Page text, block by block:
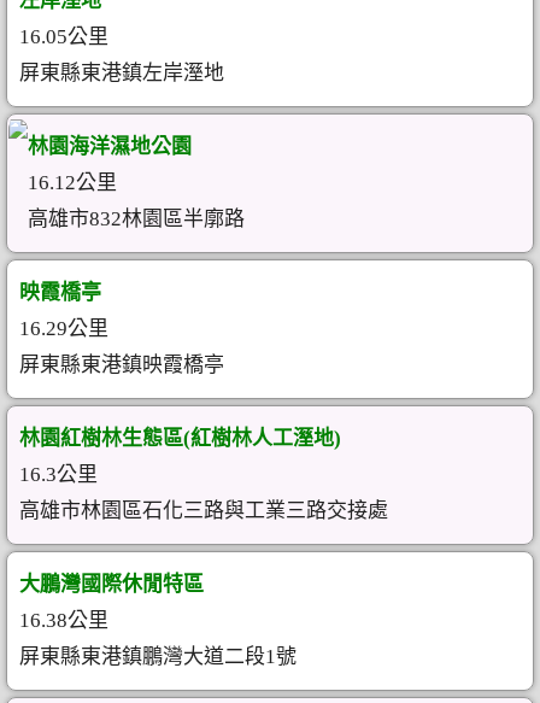
16.05公里
屏東縣東港鎮左岸溼地
林園海洋濕地公園
16.12公里
高雄市832林園區半廓路
映霞橋亭
16.29公里
屏東縣東港鎮映霞橋亭
林園紅樹林生態區(紅樹林人工溼地)
16.3公里
高雄市林園區石化三路與工業三路交接處
大鵬灣國際休閒特區
16.38公里
屏東縣東港鎮鵬灣大道二段1號